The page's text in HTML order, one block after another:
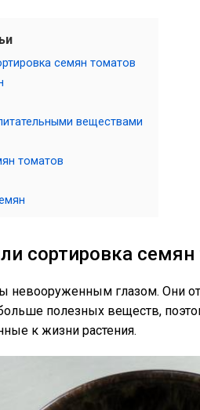
семян томатов
веществами
томатов
сортировка
глазом. Они
полезных веществ,
к жизни растения.